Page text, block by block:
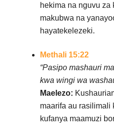
hekima na nguvu za
makubwa na
hayatekelezeki.
Methali 15:22
“Pasipo mashauri
kwa wingi wa
Maelezo:
maarifa au rasilimali
kufanya maamuzi